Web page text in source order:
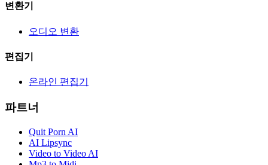
변환기
오디오 변환
편집기
온라인 편집기
파트너
Quit Porn AI
AI Lipsync
Video to Video AI